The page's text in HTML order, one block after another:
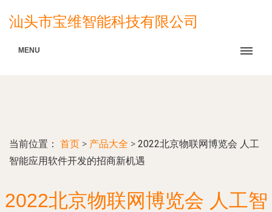
汕头市宝维智能科技有限公司
MENU
当前位置： 首页 > 产品大全 > 2022北京物联网博览会 人工
智能应用软件开发的招商新机遇
2022北京物联网博览会 人工智